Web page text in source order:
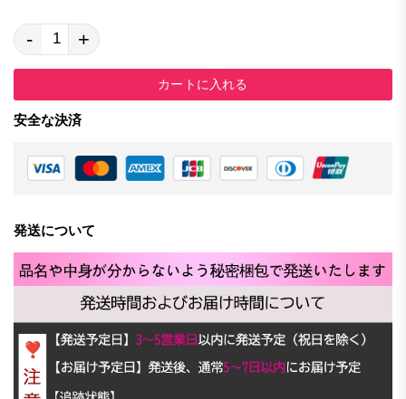
- +
カートに入れる
安全な決済
発送について